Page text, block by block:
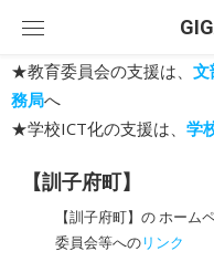
content
★教育委員会の支援は、 文
務局へ
★学校ICT化の支援は、 学
【訓子府町】
【訓子府町】の ホーム
委員会等へのリンク